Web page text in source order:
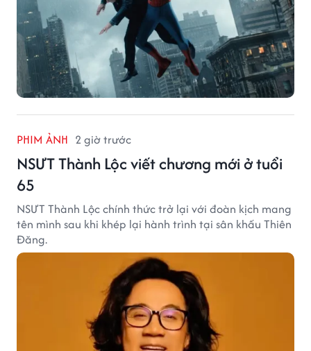
PHIM ẢNH 2 giờ trước
NSƯT Thành Lộc viết chương mới ở tuổi
65
NSƯT Thành Lộc chính thức trở lại với đoàn kịch mang
tên mình sau khi khép lại hành trình tại sân khấu Thiên
Đăng.